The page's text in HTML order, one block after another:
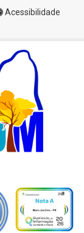
Acessibilidade